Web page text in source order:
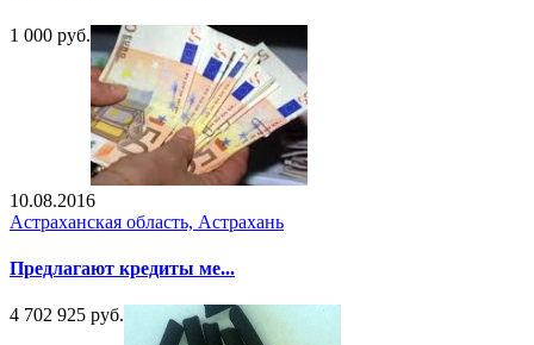
1 000 руб.
10.08.2016
Астраханская область, Астрахань
Предлагают кредиты ме...
4 702 925 руб.